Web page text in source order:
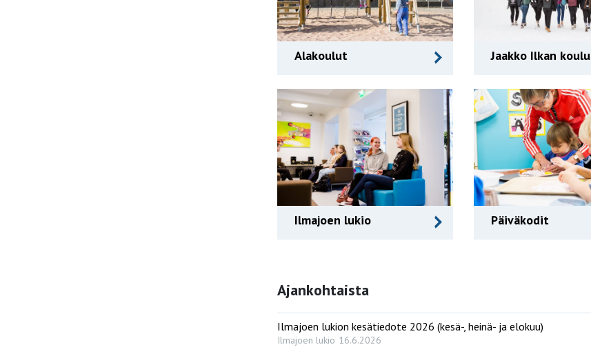
Alakoulut Jaakko Ilkan koulu
Ilmajoen lukio Päiväkodit
Ajankohtaista
Ilmajoen lukion kesätiedote 2026 (kesä-, heinä- ja elokuu)
Ilmajoen lukio 16.6.2026